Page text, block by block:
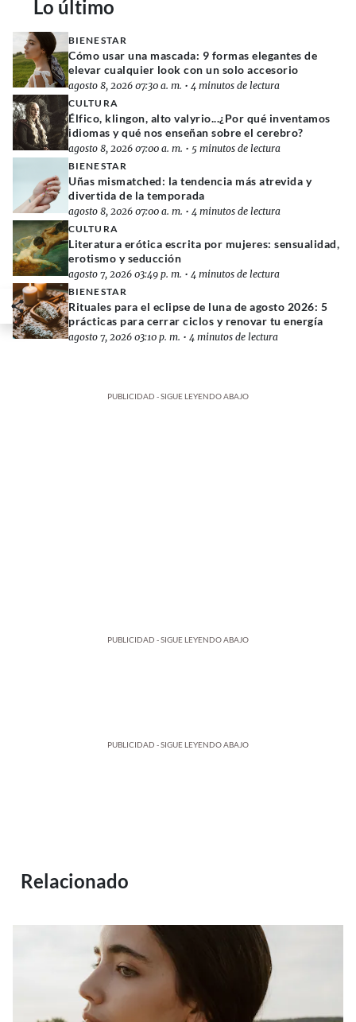
Lo último
BIENESTAR
Cómo usar una mascada: 9 formas elegantes de
elevar cualquier look con un solo accesorio
agosto 8, 2026 07:30 a. m. • 4 minutos de lectura
CULTURA
Élfico, klingon, alto valyrio...¿Por qué inventamos
idiomas y qué nos enseñan sobre el cerebro?
agosto 8, 2026 07:00 a. m. • 5 minutos de lectura
BIENESTAR
Uñas mismatched: la tendencia más atrevida y
divertida de la temporada
agosto 8, 2026 07:00 a. m. • 4 minutos de lectura
CULTURA
Literatura erótica escrita por mujeres: sensualidad,
erotismo y seducción
agosto 7, 2026 03:49 p. m. • 4 minutos de lectura
BIENESTAR
Rituales para el eclipse de luna de agosto 2026: 5
prácticas para cerrar ciclos y renovar tu energía
agosto 7, 2026 03:10 p. m. • 4 minutos de lectura
PUBLICIDAD - SIGUE LEYENDO ABAJO
PUBLICIDAD - SIGUE LEYENDO ABAJO
PUBLICIDAD - SIGUE LEYENDO ABAJO
Relacionado